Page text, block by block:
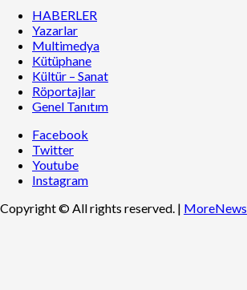
HABERLER
Yazarlar
Multimedya
Kütüphane
Kültür – Sanat
Röportajlar
Genel Tanıtım
Facebook
Twitter
Youtube
Instagram
Copyright © All rights reserved. | MoreNews